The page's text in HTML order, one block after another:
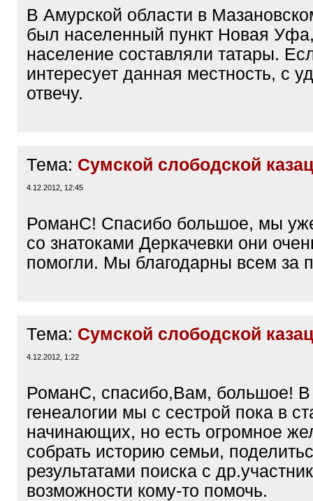
В Амурской области в
был населенный пункт Новая
население составляли татары.
интересует данная местность, с
отвечу.
Тема: Сумской слободской
4.12.2012, 12:45
РоманС! Спасибо большое, мы
со знатоками Деркачевки они
помогли. Мы благодарны всем за
Тема: Сумской слободской
4.12.2012, 1:22
РоманС, спасибо,Вам, большое! В
генеалогии мы с сестрой пока в
начинающих, но есть огромное
собрать историю семьи,
результатами поиска с
возможности кому-то помочь.